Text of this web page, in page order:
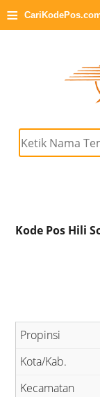
≡
Kode Pos Hili